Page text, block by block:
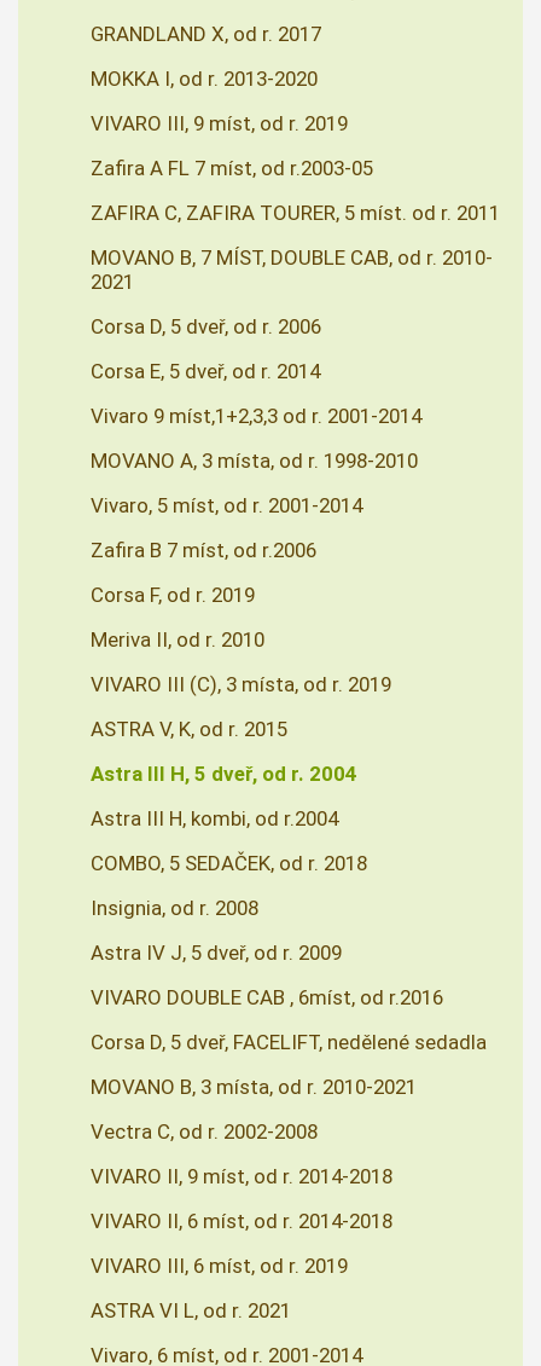
GRANDLAND X, od r. 2017
MOKKA I, od r. 2013-2020
VIVARO III, 9 míst, od r. 2019
Zafira A FL 7 míst, od r.2003-05
ZAFIRA C, ZAFIRA TOURER, 5 míst. od r. 2011
MOVANO B, 7 MÍST, DOUBLE CAB, od r. 2010-
2021
Corsa D, 5 dveř, od r. 2006
Corsa E, 5 dveř, od r. 2014
Vivaro 9 míst,1+2,3,3 od r. 2001-2014
MOVANO A, 3 místa, od r. 1998-2010
Vivaro, 5 míst, od r. 2001-2014
Zafira B 7 míst, od r.2006
Corsa F, od r. 2019
Meriva II, od r. 2010
VIVARO III (C), 3 místa, od r. 2019
ASTRA V, K, od r. 2015
Astra III H, 5 dveř, od r. 2004
Astra III H, kombi, od r.2004
COMBO, 5 SEDAČEK, od r. 2018
Insignia, od r. 2008
Astra IV J, 5 dveř, od r. 2009
VIVARO DOUBLE CAB , 6míst, od r.2016
Corsa D, 5 dveř, FACELIFT, nedělené sedadla
MOVANO B, 3 místa, od r. 2010-2021
Vectra C, od r. 2002-2008
VIVARO II, 9 míst, od r. 2014-2018
VIVARO II, 6 míst, od r. 2014-2018
VIVARO III, 6 míst, od r. 2019
ASTRA VI L, od r. 2021
Vivaro, 6 míst, od r. 2001-2014